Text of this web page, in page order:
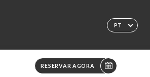
PT
RESERVAR AGORA